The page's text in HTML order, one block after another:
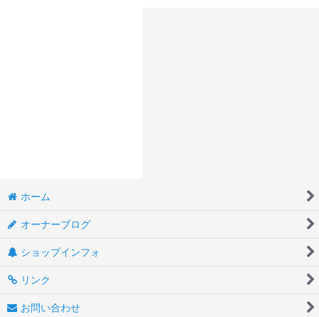
ホーム
オーナーブログ
ショップインフォ
リンク
お問い合わせ